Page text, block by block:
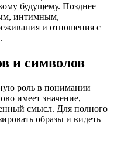
будущему. Позднее
интимным,
и отношения с
и символов
роль в понимании
имеет значение,
смысл. Для полного
образы и видеть